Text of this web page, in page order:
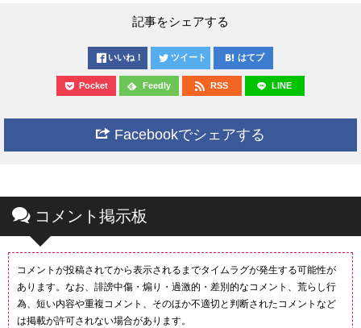
記事をシェアする
いいね！ ツイート はてブ
Pocket Feedly RSS LINE
Facebookでシェアする
コメント掲示板
コメントが投稿されてから表示されるまでタイムラグが発生する可能性が
あります。なお、誹謗中傷・煽り・過激的・差別的なコメント、荒らし行
為、短い内容や重複コメント、そのほか不適切と判断されたコメントなど
は掲載が許可されない場合があります。